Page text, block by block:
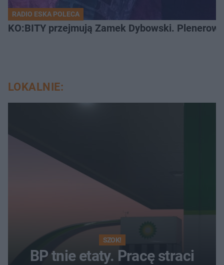
RADIO ESKA POLECA
KO:BITY przejmują Zamek Dybowski.
LOKALNIE:
SZOK!
BP tnie etaty. Pracę straci